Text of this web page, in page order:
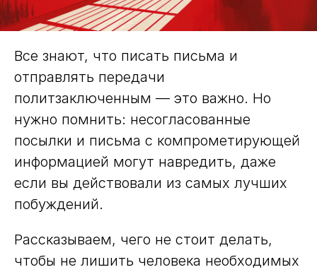
Все знают, что писать письма и
отправлять передачи
политзаключенным — это важно. Но
нужно помнить: несогласованные
посылки и письма с компрометирующей
информацией могут навредить, даже
если вы действовали из самых лучших
побуждений.
Рассказываем, чего не стоит делать,
чтобы не лишить человека необходимых